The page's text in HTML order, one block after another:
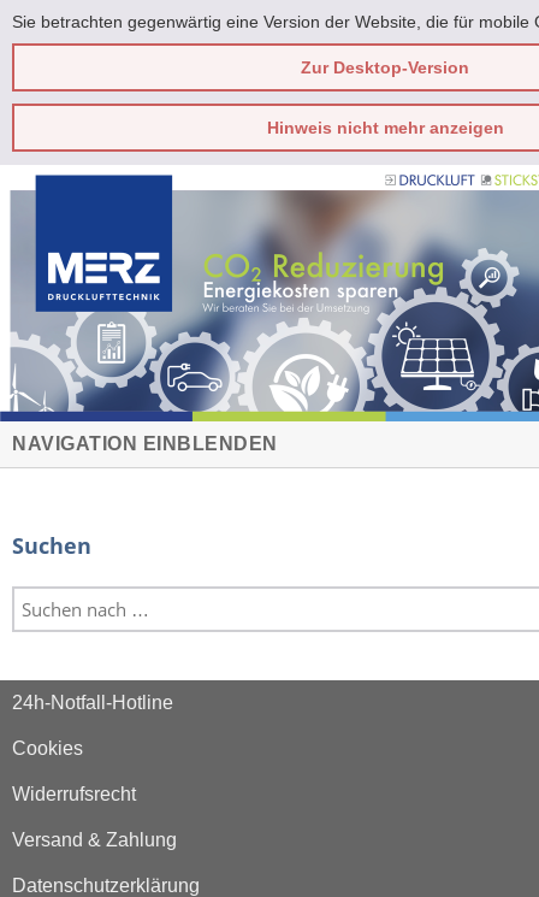
Sie betrachten gegenwärtig eine Version der Website, die für mobile
Zur Desktop-Version
Hinweis nicht mehr anzeigen
NAVIGATION EINBLENDEN
Suchen
24h-Notfall-Hotline
Cookies
Widerrufsrecht
Versand & Zahlung
Datenschutzerklärung